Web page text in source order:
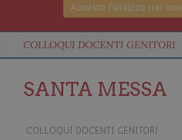
COLLOQUI DOCENTI GENITORI
SANTA MESSA
COLLOQUI DOCENTI GENITORI
Accetto l'utilizzo dei